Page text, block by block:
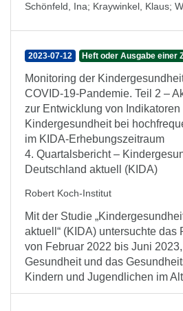
Schönfeld, Ina; Kraywinkel, Klaus;
2023-07-12 Heft oder Ausgabe einer
Monitoring der
COVID-19-Pandemie. Teil 2 –
zur Entwicklung von Indikatoren
Kindergesundheit bei
im KIDA-Erhebungszeitraum
4. Quartalsbericht –
Deutschland aktuell (KIDA)
Robert Koch-Institut
Mit der Studie
aktuell“ (KIDA) untersuchte das
von Februar 2022 bis Juni
Gesundheit und das
Kindern und Jugendlichen im